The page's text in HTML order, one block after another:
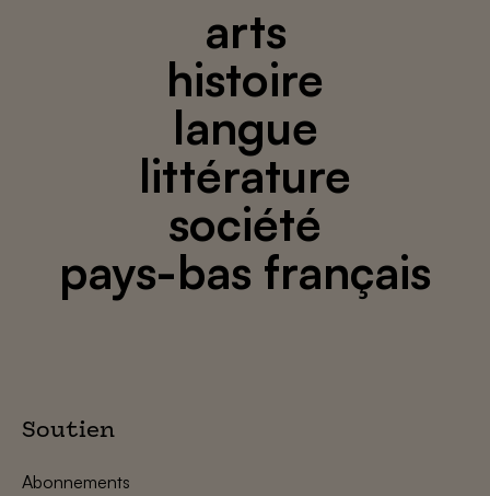
arts
histoire
langue
littérature
société
pays-bas français
Soutien
Abonnements